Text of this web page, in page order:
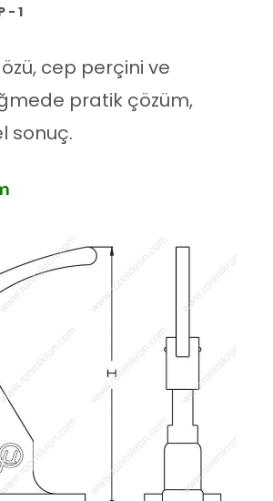
- 1
cep perçini ve
pratik çözüm,
sonuç.